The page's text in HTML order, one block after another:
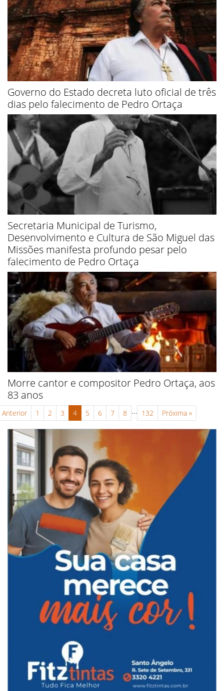
Governo do Estado decreta luto oficial de três
dias pelo falecimento de Pedro Ortaça
Secretaria Municipal de Turismo,
Desenvolvimento e Cultura de São Miguel das
Missões manifesta profundo pesar pelo
falecimento de Pedro Ortaça
Morre cantor e compositor Pedro Ortaça, aos
83 anos
Anterior 1 2 3 4 5 6 7 8 ... 132 Próxima »